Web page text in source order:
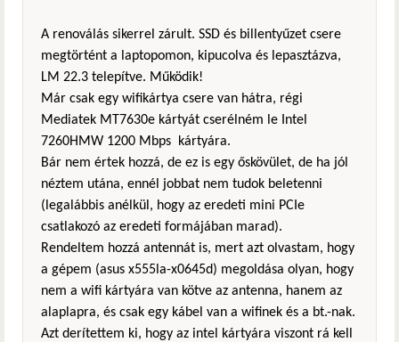
A renoválás sikerrel zárult. SSD és billentyűzet csere
megtörtént a laptopomon, kipucolva és lepasztázva,
LM 22.3 telepítve. Működik!
Már csak egy wifikártya csere van hátra, régi
Mediatek MT7630e kártyát cserélném le Intel
7260HMW 1200 Mbps kártyára.
Bár nem értek hozzá, de ez is egy őskövület, de ha jól
néztem utána, ennél jobbat nem tudok beletenni
(legalábbis anélkül, hogy az eredeti mini PCIe
csatlakozó az eredeti formájában marad).
Rendeltem hozzá antennát is, mert azt olvastam, hogy
a gépem (asus x555la-x0645d) megoldása olyan, hogy
nem a wifi kártyára van kötve az antenna, hanem az
alaplapra, és csak egy kábel van a wifinek és a bt.-nak.
Azt derítettem ki, hogy az intel kártyára viszont rá kell